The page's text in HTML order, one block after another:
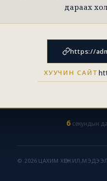
дараах
https://
ХУУЧИН САЙТ
5 секундын
© 2026 ЦАХИМ